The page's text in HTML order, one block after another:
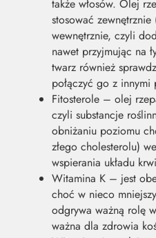
także włosów. Olej
stosować
wewnętrznie, czyli
nawet przyjmując na
twarz również
połączyć go z innymi
Fitosterole – olej
czyli substancje
obniżaniu poziomu
złego cholesterolu)
wspierania układu
Witamina K – jest
choć w nieco
odgrywa ważną rolę
ważna dla zdrowia